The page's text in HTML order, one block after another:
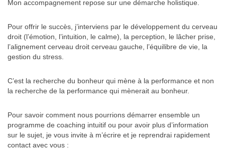
Mon accompagnement repose sur une démarche holistique.
Pour offrir le succès, j’interviens par le développement du cerveau
droit (l’émotion, l’intuition, le calme), la perception, le lâcher prise,
l’alignement cerveau droit cerveau gauche, l’équilibre de vie, la
gestion du stress.
C’est la recherche du bonheur qui mène à la performance et non
la recherche de la performance qui mènerait au bonheur.
Pour savoir comment nous pourrions démarrer ensemble un
programme de coaching intuitif ou pour avoir plus d’information
sur le sujet, je vous invite à m’écrire et je reprendrai rapidement
contact avec vous :